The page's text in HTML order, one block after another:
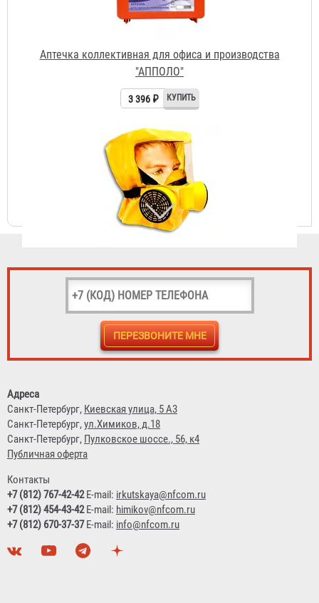
"АППОЛО"
Самоспасатель "Шанс-Е" с полумаской
3 933 ₽
1 087 ₽
Адреса
Санкт-Петербург, Киевская улица, 5 А3
Санкт-Петербург,ул.Химиков, д.18
Санкт-Петербург, Пулковское шоссе., 56, к4
Публичная оферта
Контакты
+7 (812) 767-42-42E-mail: irkutskaya@nfcom.ru
+7 (812) 454-43-42E-mail: himikov@nfcom.ru
+7 (812) 670-37-37E-mail: info@nfcom.ru